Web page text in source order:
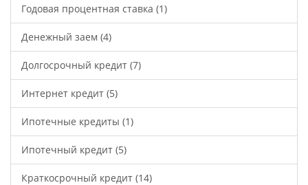
Годовая процентная ставка (1)
Денежный заем (4)
Долгосрочный кредит (7)
Интернет кредит (5)
Ипотечные кредиты (1)
Ипотечный кредит (5)
Краткосрочный кредит (14)